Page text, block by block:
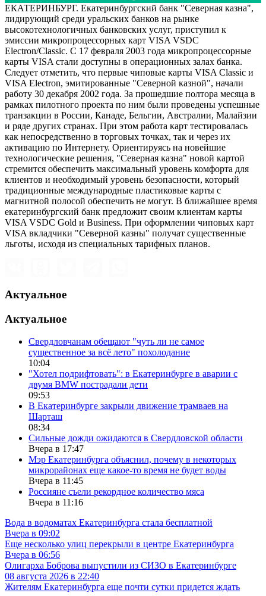
ЕКАТЕРИНБУРГ. Екатеринбургский банк "Северная казна",
лидирующий среди уральских банков на рынке
высокотехнологичных банковских услуг, приступил к
эмиссии микропроцессорных карт VISA VSDC
Electron/Classic. С 17 февраля 2003 года микропроцессорные
карты VISA стали доступны в операционных залах банка.
Следует отметить, что первые чиповые карты VISA Classic и
VISA Electron, эмитированные "Северной казной", начали
работу 30 декабря 2002 года. За прошедшие полтора месяца в
рамках пилотного проекта по ним были проведены успешные
транзакции в России, Канаде, Бельгии, Австралии, Малайзии
и ряде других странах. При этом работа карт тестировалась
как непосредственно в торговых точках, так и через их
активацию по Интернету. Ориентируясь на новейшие
технологические решения, "Северная казна" новой картой
стремится обеспечить максимальный уровень комфорта для
клиентов и необходимый уровень безопасности, который
традиционные международные пластиковые карты с
магнитной полосой обеспечить не могут. В ближайшее время
екатеринбургский банк предложит своим клиентам карты
VISA VSDC Gold и Business. При оформлении чиповых карт
VISA вкладчики "Северной казны" получат существенные
льготы, исходя из специальных тарифных планов.
Актуальное
Актуальное
Свердловчанам обещают "чуть ли не самое
существенное за всё лето" похолодание
10:04
"Хотел подрифтовать": в Екатеринбурге в аварии с
двумя BMW пострадали дети
09:53
В Екатеринбурге закрыли движение трамваев на
Шарташ
08:34
Сильные дожди ожидаются в Свердловской области
Вчера в 17:47
Мэр Екатеринбурга объяснил, почему в некоторых
микрорайонах еще какое-то время не будет воды
Вчера в 11:45
Россияне съели рекордное количество мяса
Вчера в 11:16
Вода в водоматах Екатеринбурга стала бесплатной
Вчера в 09:02
Еще несколько улиц перекрыли в центре Екатеринбурга
Вчера в 06:56
Олигарха Боброва выпустили из СИЗО в Екатеринбурге
08 августа 2026 в 22:40
Жителям Екатеринбурга еще почти сутки придется ждать